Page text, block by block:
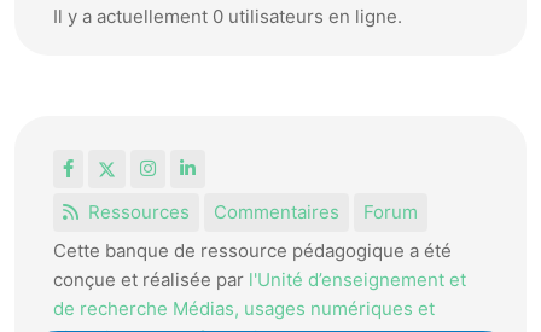
Il y a actuellement 0 utilisateurs en ligne.
FacebookInstagram
LinkedIn
Ressources
Commentaires
Forum
Cette banque de ressource pédagogique a été
conçue et réalisée par l'Unité d’enseignement et
de recherche Médias, usages numériques et